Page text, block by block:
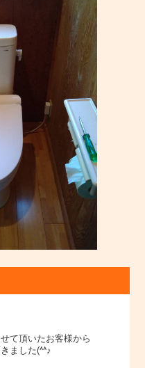
て頂いたお客様から
ました(^^♪